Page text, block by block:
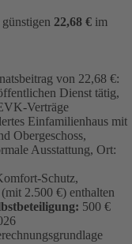
22,68 € im
von 22,68 €:
Dienst tätig,
Verträge
Einfamilienhaus mit
Obergeschoss,
Ausstattung, Ort:
Schutz,
2.500 €) enthalten
500 €